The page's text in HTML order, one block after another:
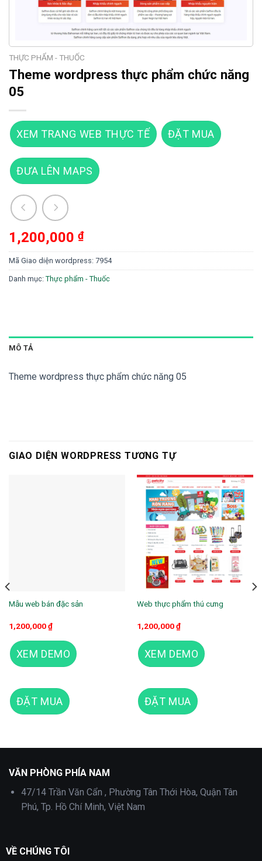
THỰC PHẨM - THUỐC
Theme wordpress thực phẩm chức năng
05
XEM TRANG WEB THỰC TẾ ĐẶT MUA
ĐƯA LÊN MAPS
1,200,000 ₫
Mã Giao diện wordpress: 7954
Danh mục: Thực phẩm - Thuốc
MÔ TẢ
Theme wordpress thực phẩm chức năng 05
GIAO DIỆN WORDPRESS TƯƠNG TỰ
Mẫu web bán đặc sản
1,200,000₫
XEM DEMO
ĐẶT MUA
Web thực phẩm thú cưng
1,200,000₫
XEM DEMO
ĐẶT MUA
Theme wordpress thực phẩm chức năng 05
VĂN PHÒNG PHÍA NAM
47/14 Trần Văn Cẩn , Phường Tân Thới Hòa, Quận Tân
Phú, Tp. Hồ Chí Minh, Việt Nam
VỀ CHÚNG TÔI